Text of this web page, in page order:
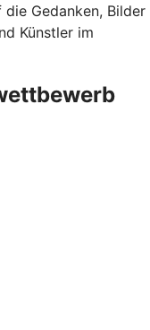
Gedanken, Bilder
Künstler im